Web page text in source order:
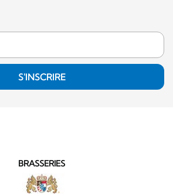
S'INSCRIRE
BRASSERIES